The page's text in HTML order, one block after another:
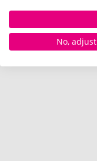
No, adjust